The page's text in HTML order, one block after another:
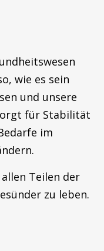
wie es sein
und unsere
für Stabilität
im
Teilen der
zu leben.